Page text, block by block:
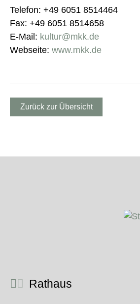
Telefon: +49 6051 8514464
Fax: +49 6051 8514658
E-Mail: kultur@mkk.de
Webseite: www.mkk.de
Zurück zur Übersicht
Rathaus